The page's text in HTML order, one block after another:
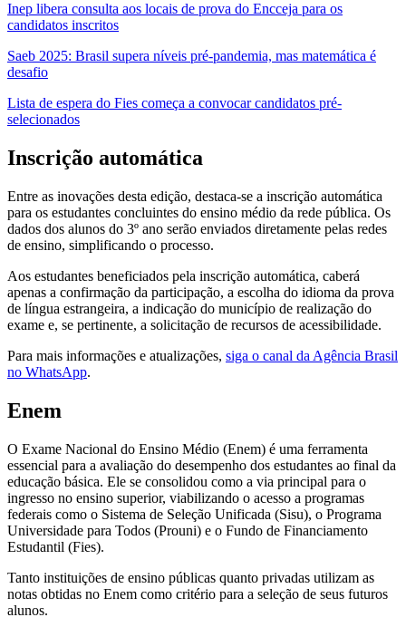
Inep libera consulta aos locais de prova do Encceja para os
candidatos inscritos
Saeb 2025: Brasil supera níveis pré-pandemia, mas matemática é
desafio
Lista de espera do Fies começa a convocar candidatos pré-
selecionados
Inscrição automática
Entre as inovações desta edição, destaca-se a inscrição automática
para os estudantes concluintes do ensino médio da rede pública. Os
dados dos alunos do 3º ano serão enviados diretamente pelas redes
de ensino, simplificando o processo.
Aos estudantes beneficiados pela inscrição automática, caberá
apenas a confirmação da participação, a escolha do idioma da prova
de língua estrangeira, a indicação do município de realização do
exame e, se pertinente, a solicitação de recursos de acessibilidade.
Para mais informações e atualizações, siga o canal da Agência Brasil
no WhatsApp.
Enem
O Exame Nacional do Ensino Médio (Enem) é uma ferramenta
essencial para a avaliação do desempenho dos estudantes ao final da
educação básica. Ele se consolidou como a via principal para o
ingresso no ensino superior, viabilizando o acesso a programas
federais como o Sistema de Seleção Unificada (Sisu), o Programa
Universidade para Todos (Prouni) e o Fundo de Financiamento
Estudantil (Fies).
Tanto instituições de ensino públicas quanto privadas utilizam as
notas obtidas no Enem como critério para a seleção de seus futuros
alunos.